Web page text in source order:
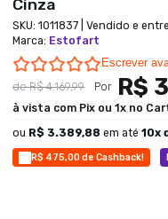
R$ 475,00 de Cashback!
Cinza
SKU: 1011837 | Vendido e
Marca: Estofart
0.0 star
Escrever
deR$ 4.169,99 Por R$
à vista com Pix ou 1x no
ou R$ 3.389,88 em até 10x